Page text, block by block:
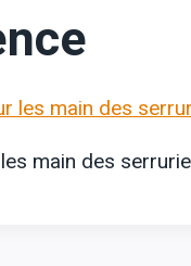
main des